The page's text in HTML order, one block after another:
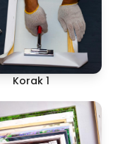
Korak 1